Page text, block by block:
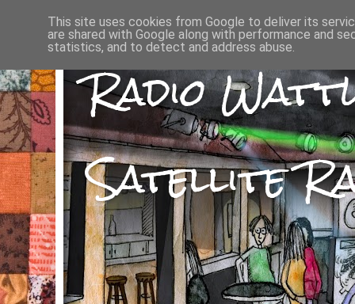
Radio
Satellite
This site uses cookies from Google to deliver its
are shared with Google along with performance and
statistics, and to detect and address abuse.